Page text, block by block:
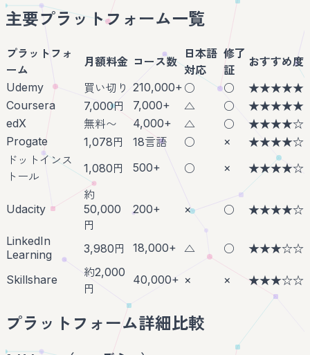
主要プラットフォーム一覧
プラットフォ
ーム
月額料金 コース数
日本語
対応
修了
証
おすすめ度
Udemy
買い切り 210,000+ ○ ○
★★★★★
Coursera
7,000円 7,000+ △ ○
★★★★★
edX
無料〜 4,000+ △ ○
★★★★☆
Progate
1,078円 18言語 ○ ×
★★★★☆
ドットインス
トール
1,080円 500+ ○ × ★★★★☆
Udacity
約
50,000
円
200+ × ○ ★★★★☆
LinkedIn
Learning
3,980円 18,000+ △ ○ ★★★☆☆
Skillshare
約2,000
円
40,000+ × × ★★★☆☆
プラットフォーム詳細比較